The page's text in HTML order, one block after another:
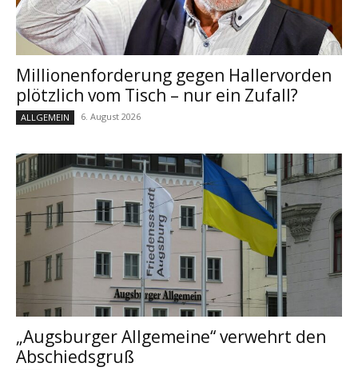
Millionenforderung gegen Hallervorden
plötzlich vom Tisch – nur ein Zufall?
ALLGEMEIN 6. August 2026
„Augsburger Allgemeine“ verwehrt den
Abschiedsgruß